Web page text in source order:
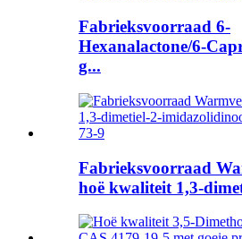
Fabrieksvoorraad 6-
Hexanalactone/6-
g...
Fabrieksvoorraad
hoë kwaliteit 1,3-